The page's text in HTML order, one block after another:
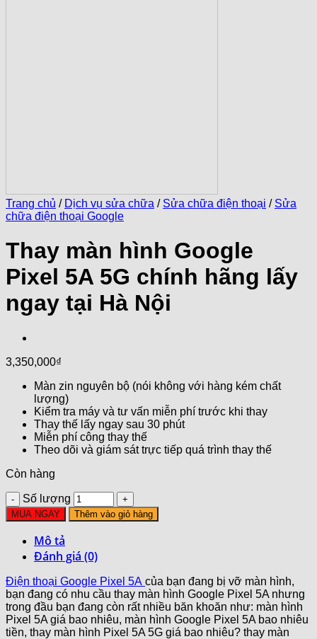
Trang chủ / Dịch vụ sửa chữa / Sửa chữa điện thoại / Sửa
chữa điện thoại Google
Thay màn hình Google
Pixel 5A 5G chính hãng lấy
ngay tại Hà Nội
3,350,000₫
Màn zin nguyên bộ (nói không với hàng kém chất
lượng)
Kiểm tra máy và tư vấn miễn phí trước khi thay
Thay thế lấy ngay sau 30 phút
Miễn phí công thay thế
Theo dõi và giám sát trực tiếp quá trình thay thế
Còn hàng
Số lượng
MUA NGAY Thêm vào giỏ hàng
Mô tả
Đánh giá (0)
Điện thoại Google Pixel 5A của bạn đang bị vỡ màn hình,
bạn đang có nhu cầu thay màn hình Google Pixel 5A nhưng
trong đầu bạn đang còn rất nhiều băn khoăn như: màn hình
Pixel 5A giá bao nhiêu, màn hình Google Pixel 5A bao nhiêu
tiền, thay màn hình Pixel 5A 5G giá bao nhiêu? thay màn